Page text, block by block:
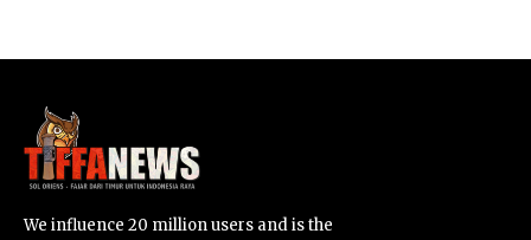
We influence 20 million users and is the